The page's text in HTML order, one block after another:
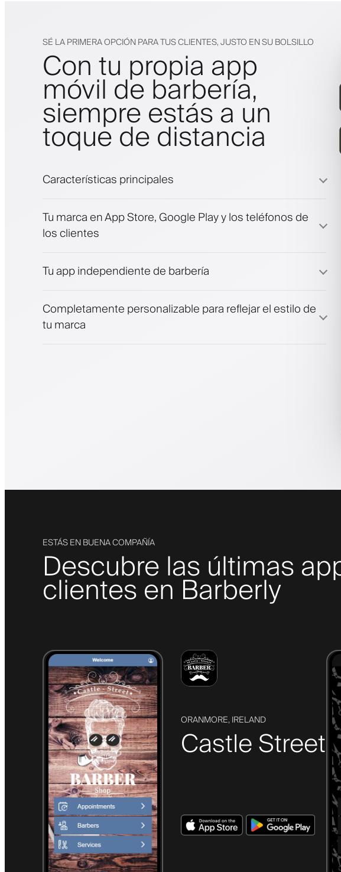
SÉ LA PRIMERA OPCIÓN PARA TUS CLIENTES, JUSTO EN SU BOLSILLO
Con tu propia app
móvil de barbería,
siempre estás a un
toque de distancia
Características principales
Pagos, depósito de seguridad
Vende productos de belleza
Tu marca en App Store, Google Play y los teléfonos de
los clientes
Tu app independiente de barbería
Completamente personalizable para reflejar el estilo de
tu marca
ESTÁS EN BUENA COMPAÑÍA
Descubre las últimas
clientes en Barberly
ORANMORE, IRELAND
Castle Street